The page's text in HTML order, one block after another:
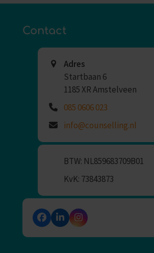
Contact
Adres
Startbaan 6
1185 XR Amstelveen
085 0606 023
info@counselling.nl
BTW: NL859683709B01
KvK: 73843873
Facebook
LinkedInInstagram